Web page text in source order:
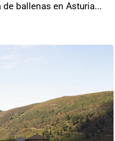
ballenas en Asturia...